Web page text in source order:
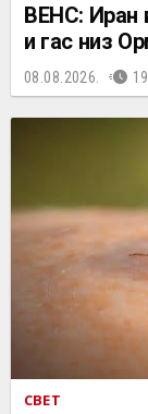
ВЕНС: Иран
и гас низ
08.08.2026.
СВЕТ